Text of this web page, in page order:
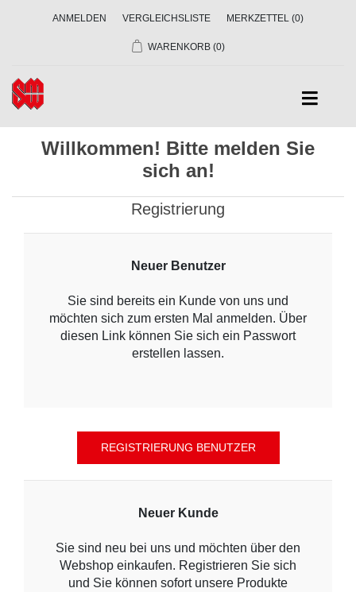
ANMELDEN VERGLEICHSLISTE MERKZETTEL (0)
WARENKORB (0)
Willkommen! Bitte melden Sie
sich an!
Registrierung
Neuer Benutzer
Sie sind bereits ein Kunde von uns und
möchten sich zum ersten Mal anmelden. Über
diesen Link können Sie sich ein Passwort
erstellen lassen.
Neuer Kunde
Sie sind neu bei uns und möchten über den
Webshop einkaufen. Registrieren Sie sich
und Sie können sofort unsere Produkte